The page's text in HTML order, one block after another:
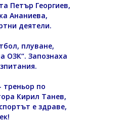
Петър Георгиев,
Ананиева,
деятели.
плуване,
ОЗК“. Запознаха
треньор по
Кирил Танев,
е здраве,